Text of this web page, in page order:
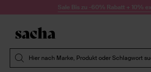
Zum Inhalt springenSale Bis zu -60% Rabatt + 10%
Hier nach Marke, Produkt oder Schlagwort